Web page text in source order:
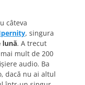
câteva
, singura
lună. A trecut
mult de 200
audio. Ba
dacă nu ai altul